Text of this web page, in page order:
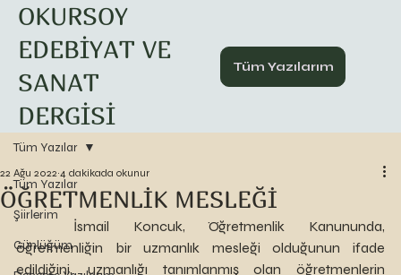
Tüm Yazılarım
OKURSOY
EDEBİYAT VE
SANAT
DERGİSİ
Tüm Yazılar
Şiirlerim
Günlüğüm
Tüm Yazılar
ÖĞRETMENLİK MESLEĞİ
22 Ağu 2022 4 dakikada okunur
	İsmail Koncuk, Öğretmenlik Kanununda,
öğretmenliğin bir uzmanlık mesleği olduğunun ifade
edildiğini, uzmanlığı tanımlanmış olan öğretmenlerin